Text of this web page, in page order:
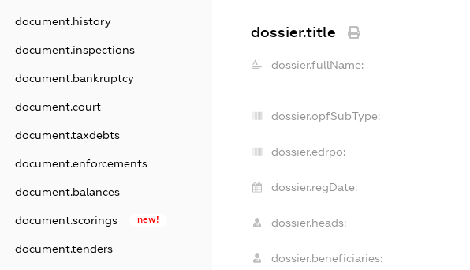
document.history
document.inspections
document.bankruptcy
document.court
document.taxdebts
document.enforcements
document.balances
document.scorings new!
document.tenders
dossier.title
dossier.fullName:
dossier.opfSubType:
dossier.edrpo:
dossier.regDate:
dossier.heads:
dossier.beneficiaries: